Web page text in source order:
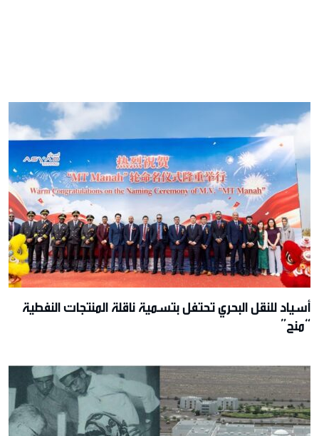
أسياد للنقل البحري تحتفل بتسمية ناقلة المنتجات النفطية
“منح”